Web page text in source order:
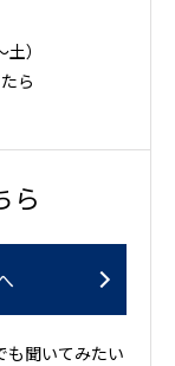
）
ら
ら
も聞いてみたい